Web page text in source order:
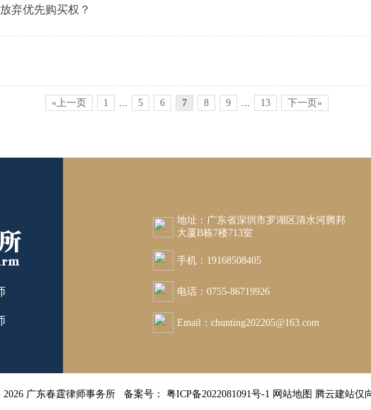
弃优先购买权？
«上一页 1 ... 5 6 7 8 9 ... 13 下一页»
地址：广东省深圳市罗湖区清水河腾邦
大厦B栋7楼713室
手机：19168508405
电话：0755-86719926
Email：chunting202205@163.com
2026 广东春霆律师事务所 备案号： 粤ICP备2022081091号-1 网站地图 腾云建站仅